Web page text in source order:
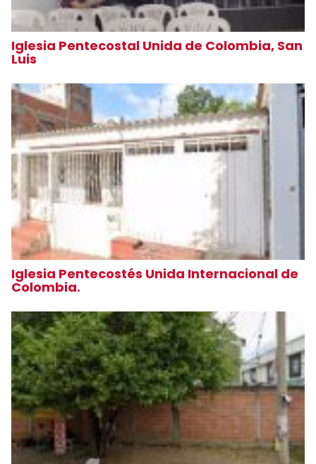
Iglesia Pentecostal Unida de Colombia, San
Luis
Iglesia Pentecostés Unida Internacional de
Colombia.